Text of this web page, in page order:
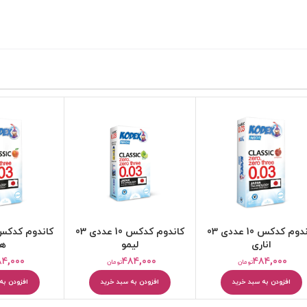
کرم مرطوب کننده
بالم و مرطوب کننده لب
کاندوم کدکس 10 عددی 03
۴۸۴,۰۰۰
افزودن به سبد خرید
کاندوم کدکس 10 عددی 03
۴۸۴,۰۰۰
افزودن به سبد خرید